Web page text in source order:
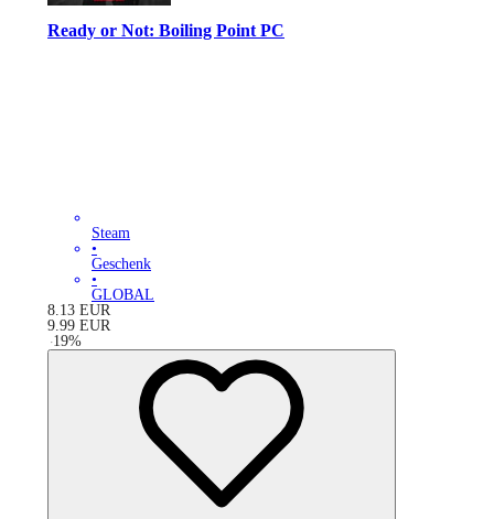
Ready or Not: Boiling Point PC
Steam
•
Geschenk
•
GLOBAL
8.13 EUR
9.99 EUR
-19%